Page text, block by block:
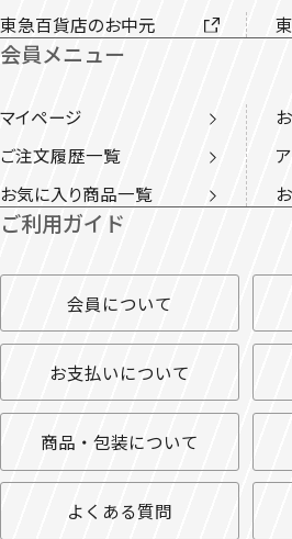
東急百貨店のお中元
会員メニュー
マイページ
ご注文履歴一覧
お気に入り商品一覧
ご利用ガイド
会員について
お支払いについて
商品・包装について
よくある質問